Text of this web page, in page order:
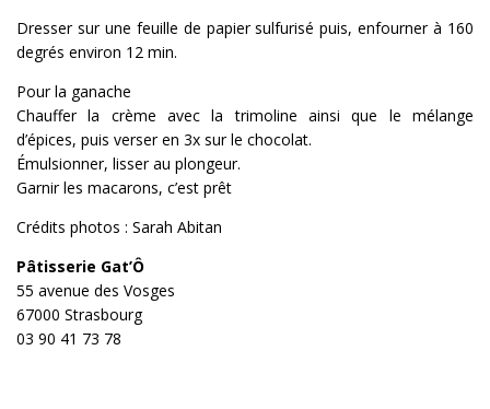
Dresser sur une feuille de papier sulfurisé puis, enfourner à 160
degrés environ 12 min.
Pour la ganache
Chauffer la crème avec la trimoline ainsi que le mélange
d’épices, puis verser en 3x sur le chocolat.
Émulsionner, lisser au plongeur.
Garnir les macarons, c’est prêt
Crédits photos : Sarah Abitan
Pâtisserie Gat’Ô
55 avenue des Vosges
67000 Strasbourg
03 90 41 73 78